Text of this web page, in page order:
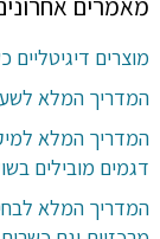
מאמרים
מוצרים דיגיטליים
המדריך המלא
המדריך המלא
דגמים מובילים